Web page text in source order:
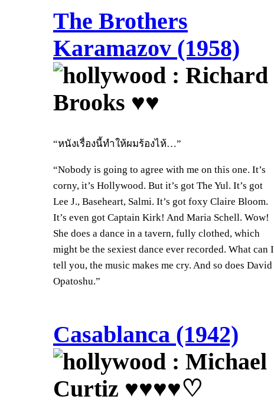
The Brothers
Karamazov (1958)
: Richard
Brooks ♥♥
“หนังเรื่องนี้ทำให้ผมร้องไห้…”
“Nobody is going to agree with me on this one. It’s
corny, it’s Hollywood. But it’s got The Yul. It’s got
Lee J., Baseheart, Salmi. It’s got foxy Claire Bloom.
It’s even got Captain Kirk! And Maria Schell. Wow!
She does a dance in a tavern, fully clothed, which
might be the sexiest dance ever recorded. What can I
tell you, the music makes me cry. And so does David
Opatoshu.”
Casablanca (1942)
: Michael
Curtiz ♥♥♥♥♡